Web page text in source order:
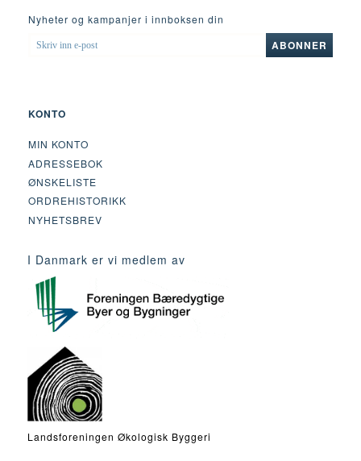
Nyheter og kampanjer i innboksen din
SKRIV
INN
ABONNER
KONTO
MIN KONTO
ADRESSEBOK
ØNSKELISTE
ORDREHISTORIKK
NYHETSBREV
I Danmark er vi medlem av
Landsforeningen Økologisk Byggeri